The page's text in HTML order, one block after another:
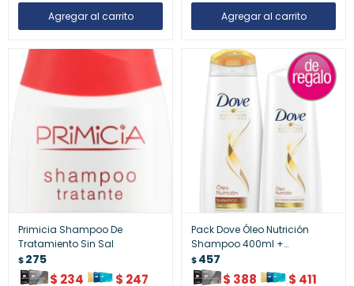
Primicia Shampoo De
Tratamiento Sin Sal
$275
$ 234 $ 247
Pack Dove Óleo Nutrición
Shampoo 400ml +
Acondicionador 200ml –
Hidratación y Brillo Profundo
$457
$ 388 $ 411